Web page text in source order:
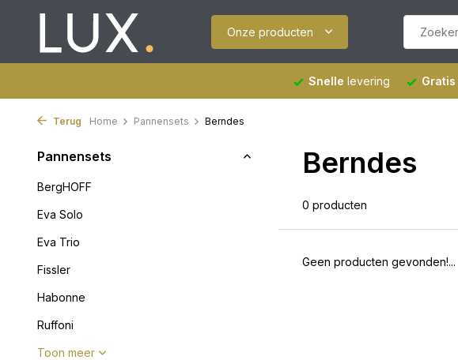
Onze producten
Snelle levering Gratis
Terug Home Pannensets Berndes
Pannensets
BergHOFF
Eva Solo
Eva Trio
Fissler
Habonne
Ruffoni
Toon meer
Berndes
0 producten
Geen producten gevonden!...